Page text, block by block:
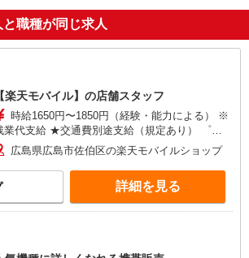
職種が同じ求人
【楽天モバイル】の店舗スタッフ
時給1650円〜1850円（経験・能力による） ※
業代支給 ★交通費別途支給（規定あり） ゜
゜・。○。・゜+゜・。○。・゜+゜ 入社祝い金10
給(規定有) お友達を紹介頂くと, インセンテ
給(規定有) ★月2回払い・週払い可能（規程
）★ ゜・。○。・゜+゜・。○。・゜+゜
広島県広島市佐伯区の楽天モバイルショップ
詳細を見る